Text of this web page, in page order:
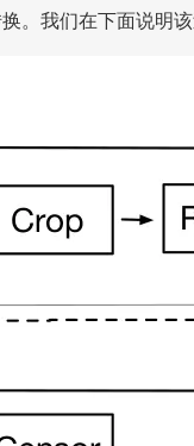
。我们在下面说明该